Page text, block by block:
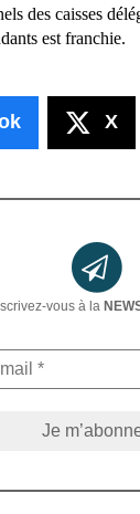
des caisses
est franchie.
X
vous à la